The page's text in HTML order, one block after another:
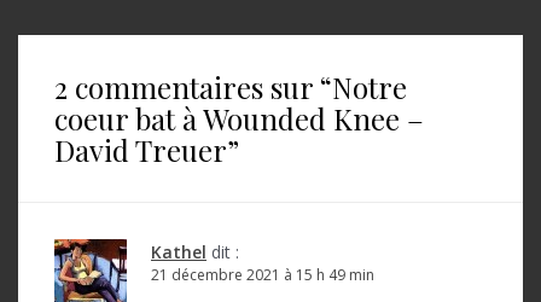
i
2 commentaires sur “Notre
coeur bat à Wounded Knee –
David Treuer”
Kathel dit :
21 décembre 2021 à 15 h 49 min